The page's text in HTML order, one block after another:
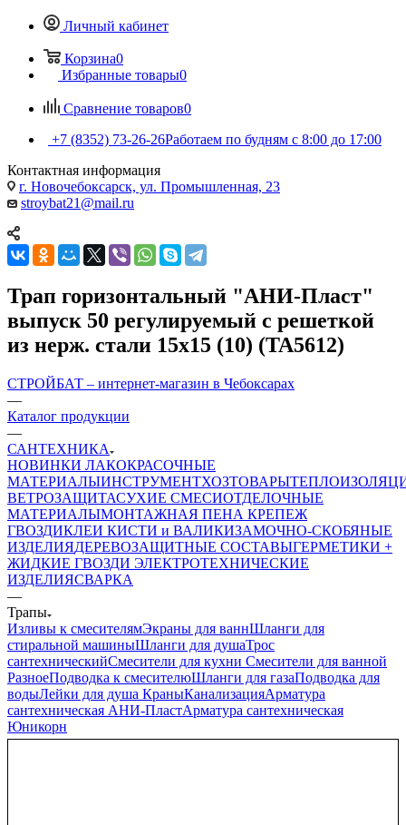
Личный кабинет
Корзина0
Избранные товары0
Сравнение товаров0
+7 (8352) 73-26-26Работаем по будням с 8:00 до 17:00
Контактная информация
г. Новочебоксарск, ул. Промышленная, 23
stroybat21@mail.ru
Трап горизонтальный "АНИ-Пласт"
выпуск 50 регулируемый с решеткой
из нерж. стали 15x15 (10) (TA5612)
СТРОЙБАТ – интернет-магазин в Чебоксарах
—
Каталог продукции
—
САНТЕХНИКА
НОВИНКИ ЛАКОКРАСОЧНЫЕ
МАТЕРИАЛЫИНСТРУМЕНТХОЗТОВАРЫ
ВЕТРОЗАЩИТАСУХИЕ СМЕСИОТДЕЛОЧНЫЕ
МАТЕРИАЛЫМОНТАЖНАЯ ПЕНА КРЕПЕЖ
ГВОЗДИКЛЕИ КИСТИ и ВАЛИКИЗАМОЧНО-СКОБЯНЫЕ
ИЗДЕЛИЯДЕРЕВОЗАЩИТНЫЕ СОСТАВЫГЕРМЕТИКИ +
ЖИДКИЕ ГВОЗДИ ЭЛЕКТРОТЕХНИЧЕСКИЕ
ИЗДЕЛИЯСВАРКА
—
Трапы
Изливы к смесителямЭкраны для ваннШланги для
стиральной машиныШланги для душаТрос
сантехническийСмесители для кухни Смесители для ванной
РазноеПодводка к смесителюШланги для газаПодводка для
водыЛейки для душа КраныКанализацияАрматура
сантехническая АНИ-ПластАрматура сантехническая
Юникорн